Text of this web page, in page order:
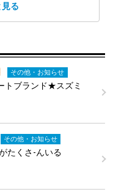
る
その他・お知らせ
トブランド★スズミ
その他・お知らせ
たくさ-んいる